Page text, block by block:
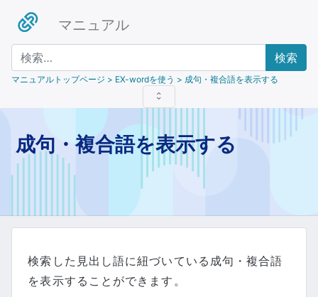
マニュアル
検索
マニュアルトップページ > EX-wordを使う > 成句・複合語を表示する
成句・複合語を表示する
検索した見出し語に紐づいている成句・複合語
を表示することができます。